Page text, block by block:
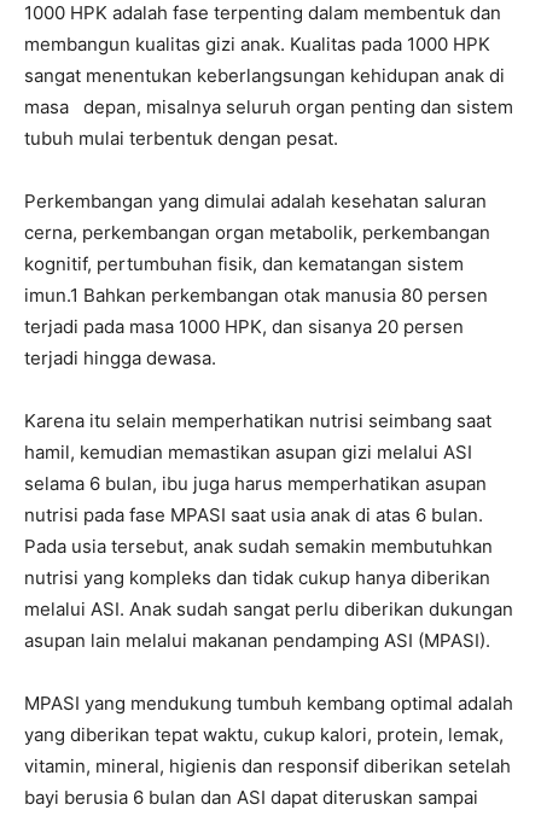
1000 HPK adalah fase terpenting dalam membentuk dan
membangun kualitas gizi anak. Kualitas pada 1000 HPK
sangat menentukan keberlangsungan kehidupan anak di
masa depan, misalnya seluruh organ penting dan sistem
tubuh mulai terbentuk dengan pesat.
Perkembangan yang dimulai adalah kesehatan saluran
cerna, perkembangan organ metabolik, perkembangan
kognitif, pertumbuhan fisik, dan kematangan sistem
imun.1 Bahkan perkembangan otak manusia 80 persen
terjadi pada masa 1000 HPK, dan sisanya 20 persen
terjadi hingga dewasa.
Karena itu selain memperhatikan nutrisi seimbang saat
hamil, kemudian memastikan asupan gizi melalui ASI
selama 6 bulan, ibu juga harus memperhatikan asupan
nutrisi pada fase MPASI saat usia anak di atas 6 bulan.
Pada usia tersebut, anak sudah semakin membutuhkan
nutrisi yang kompleks dan tidak cukup hanya diberikan
melalui ASI. Anak sudah sangat perlu diberikan dukungan
asupan lain melalui makanan pendamping ASI (MPASI).
MPASI yang mendukung tumbuh kembang optimal adalah
yang diberikan tepat waktu, cukup kalori, protein, lemak,
vitamin, mineral, higienis dan responsif diberikan setelah
bayi berusia 6 bulan dan ASI dapat diteruskan sampai